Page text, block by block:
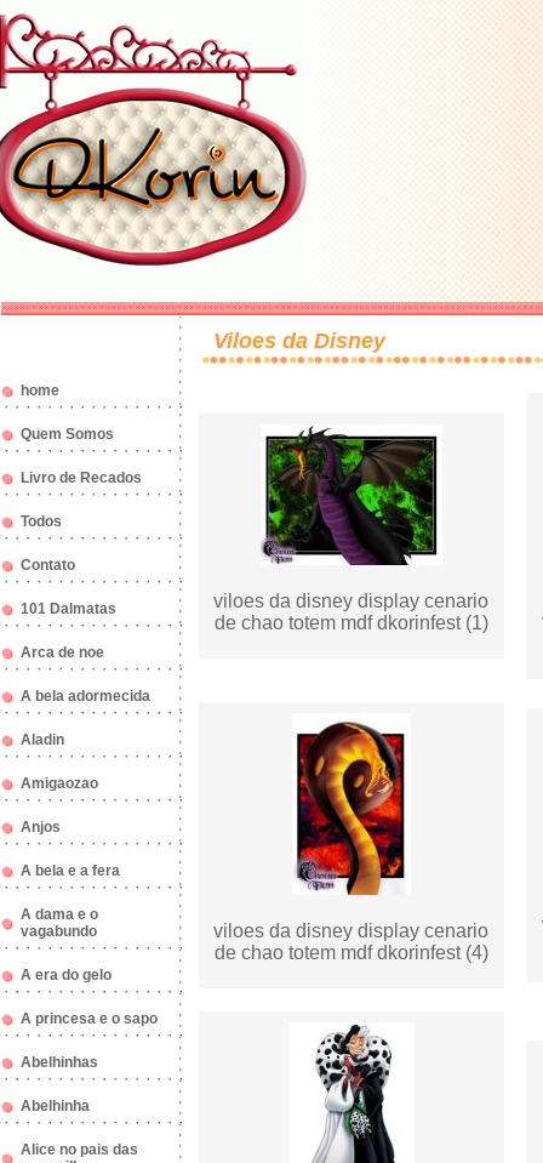
home
Quem Somos
Livro de Recados
Todos
Contato
101 Dalmatas
Arca de noe
A bela adormecida
Aladin
Amigaozao
Anjos
A bela e a fera
A dama e o
vagabundo
A era do gelo
A princesa e o sapo
Abelhinhas
Abelhinha
Alice no pais das
Viloes da Disney
viloes da disney display cenario
de chao totem mdf dkorinfest (1)
viloes da disney display cenario
de chao totem mdf dkorinfest (4)